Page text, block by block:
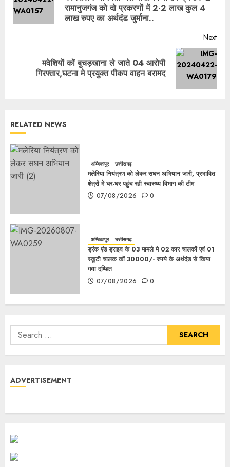
रामानुजगंज को दो प्रकरणों में 2-2 लाख कुल 4
लाख रुपए का अर्थदंड जुर्माना..
Next
मवेशियों कों बुचड़खाना ले जाते 04 आरोपी
गिरफ्तार,घटना मे प्रयुक्त पीकप वाहन बरामद
RELATED NEWS
अम्बिकापुर छत्तीसगढ़
मलेरिया नियंत्रण को लेकर सघन अभियान जारी, प्रभावित
क्षेत्रों में घर-घर पहुंच रही स्वास्थ्य विभाग की टीम
07/08/2026
0
अम्बिकापुर छत्तीसगढ़
ड्रंक एंड ड्राइव के 03 मामले मे 02 कार चालकों एवं 01
स्कूटी चालक कों 30000/- रुपये के अर्थदंड से किया
गया दण्डित
07/08/2026
0
ADVERTISEMENT